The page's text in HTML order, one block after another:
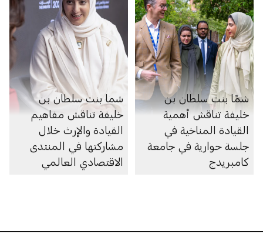
شمّا بنت سلطان بن
خليفة تناقش أهمية
القيادة المناخية في
جلسة حوارية في جامعة
كامبريدج
شما بنت سلطان بن
خليفة تناقش مفاهيم
القيادة والإرث خلال
مشاركتها في المنتدى
الاقتصادي العالمي